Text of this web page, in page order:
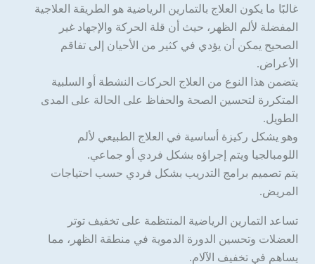
غالبًا ما يكون العلاج بالتمارين الرياضية هو الطريقة العلاجية
المفضلة لألم الظهر، حيث أن قلة الحركة والإجهاد غير
الصحيح يمكن أن يؤدي في كثير من الأحيان إلى تفاقم
الأعراض.
يتضمن هذا النوع من العلاج الحركات النشطة أو السلبية
المتكررة لتحسين الصحة والحفاظ على الحالة على المدى
الطويل.
وهو يشكل ركيزة أساسية في العلاج الطبيعي لألم
اللومبالجيا ويتم إجراؤه بشكل فردي أو جماعي.
يتم تصميم برامج التدريب بشكل فردي حسب احتياجات
المريض.
تساعد التمارين الرياضية المنتظمة على تخفيف توتر
العضلات وتحسين الدورة الدموية في منطقة الظهر، مما
يساهم في تخفيف الآلام.